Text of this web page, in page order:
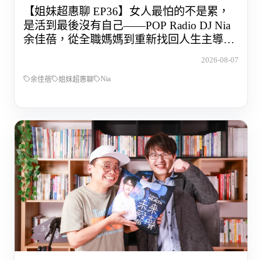
【姐妹超惠聊 EP36】女人最怕的不是累，
是活到最後沒有自己——POP Radio DJ Nia
余佳蓓，從全職媽媽到重新找回人生主導權
2026-08-07
余佳蓓 姐妹超惠聊 Nia